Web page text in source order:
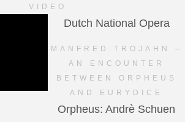
VIDEO
Dutch National Opera
MANFRED TROJAHN –
AN ENCOUNTER
BETWEEN ORPHEUS
AND EURYDICE
Orpheus: Andrè Schuen